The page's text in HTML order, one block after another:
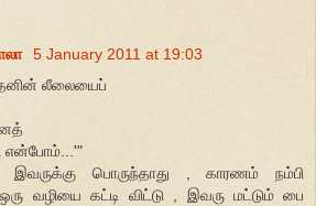
5 January 2011 at 19:03
லீலையைப்
என்போம்...'"
பொருந்தாது , காரணம் நம்பி
வழியை கட்டி விட்டு , இவரு மட்டும் பை